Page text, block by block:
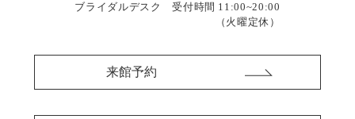
ブライダルデスク 受付時間 11:00~20:00
（火曜定休）
来館予約